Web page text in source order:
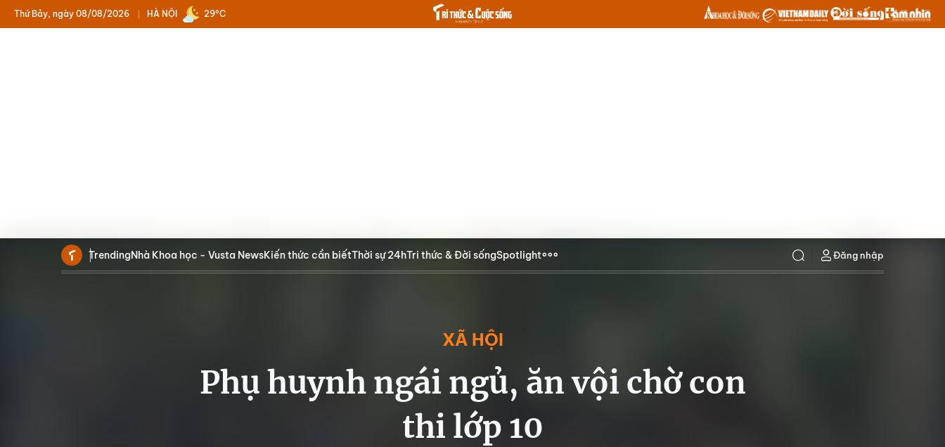
HÀ NỘI
Thứ Bảy, ngày 08/08/2026 29°C
TrendingNhà Khoa học - Vusta NewsKiến thức cần biếtThời sự 24hTri thức & Đời sốngSpotlight Đăng nhập
XÃ HỘI
Phụ huynh ngái ngủ, ăn vội chờ con
thi lớp 10